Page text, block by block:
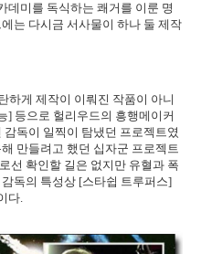
데미를 독식하는 쾌거를 이룬 명
는 다시금 서사물이 하나 둘 제작
하게 제작이 이뤄진 작품이 아니
] 등으로 헐리우드의 흥행메이커
독이 일찍이 탐냈던 프로젝트였
만들려고 했던 십자군 프로젝트
선 확인할 길은 없지만 유혈과 폭
독의 특성상 [스타쉽 트루퍼스]
다.